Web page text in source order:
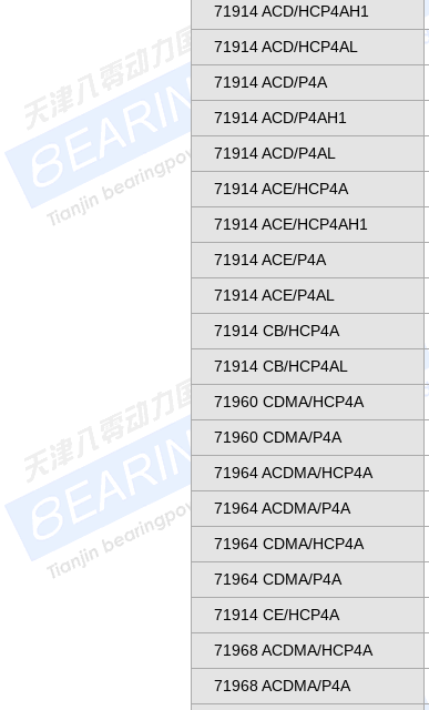
71914 ACD/HCP4AH1
71914 ACD/HCP4AL
71914 ACD/P4A
71914 ACD/P4AH1
71914 ACD/P4AL
71914 ACE/HCP4A
71914 ACE/HCP4AH1
71914 ACE/P4A
71914 ACE/P4AL
71914 CB/HCP4A
71914 CB/HCP4AL
71960 CDMA/HCP4A
71960 CDMA/P4A
71964 ACDMA/HCP4A
71964 ACDMA/P4A
71964 CDMA/HCP4A
71964 CDMA/P4A
71914 CE/HCP4A
71968 ACDMA/HCP4A
71968 ACDMA/P4A